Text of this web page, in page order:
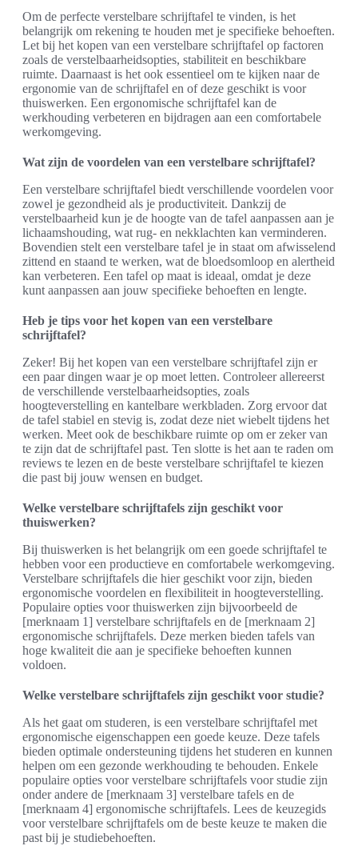
Om de perfecte verstelbare schrijftafel te vinden, is het
belangrijk om rekening te houden met je specifieke behoeften.
Let bij het kopen van een verstelbare schrijftafel op factoren
zoals de verstelbaarheidsopties, stabiliteit en beschikbare
ruimte. Daarnaast is het ook essentieel om te kijken naar de
ergonomie van de schrijftafel en of deze geschikt is voor
thuiswerken. Een ergonomische schrijftafel kan de
werkhouding verbeteren en bijdragen aan een comfortabele
werkomgeving.
Wat zijn de voordelen van een verstelbare schrijftafel?
Een verstelbare schrijftafel biedt verschillende voordelen voor
zowel je gezondheid als je productiviteit. Dankzij de
verstelbaarheid kun je de hoogte van de tafel aanpassen aan je
lichaamshouding, wat rug- en nekklachten kan verminderen.
Bovendien stelt een verstelbare tafel je in staat om afwisselend
zittend en staand te werken, wat de bloedsomloop en alertheid
kan verbeteren. Een tafel op maat is ideaal, omdat je deze
kunt aanpassen aan jouw specifieke behoeften en lengte.
Heb je tips voor het kopen van een verstelbare
schrijftafel?
Zeker! Bij het kopen van een verstelbare schrijftafel zijn er
een paar dingen waar je op moet letten. Controleer allereerst
de verschillende verstelbaarheidsopties, zoals
hoogteverstelling en kantelbare werkbladen. Zorg ervoor dat
de tafel stabiel en stevig is, zodat deze niet wiebelt tijdens het
werken. Meet ook de beschikbare ruimte op om er zeker van
te zijn dat de schrijftafel past. Ten slotte is het aan te raden om
reviews te lezen en de beste verstelbare schrijftafel te kiezen
die past bij jouw wensen en budget.
Welke verstelbare schrijftafels zijn geschikt voor
thuiswerken?
Bij thuiswerken is het belangrijk om een goede schrijftafel te
hebben voor een productieve en comfortabele werkomgeving.
Verstelbare schrijftafels die hier geschikt voor zijn, bieden
ergonomische voordelen en flexibiliteit in hoogteverstelling.
Populaire opties voor thuiswerken zijn bijvoorbeeld de
[merknaam 1] verstelbare schrijftafels en de [merknaam 2]
ergonomische schrijftafels. Deze merken bieden tafels van
hoge kwaliteit die aan je specifieke behoeften kunnen
voldoen.
Welke verstelbare schrijftafels zijn geschikt voor studie?
Als het gaat om studeren, is een verstelbare schrijftafel met
ergonomische eigenschappen een goede keuze. Deze tafels
bieden optimale ondersteuning tijdens het studeren en kunnen
helpen om een gezonde werkhouding te behouden. Enkele
populaire opties voor verstelbare schrijftafels voor studie zijn
onder andere de [merknaam 3] verstelbare tafels en de
[merknaam 4] ergonomische schrijftafels. Lees de keuzegids
voor verstelbare schrijftafels om de beste keuze te maken die
past bij je studiebehoeften.